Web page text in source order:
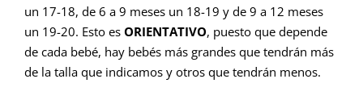
un 17-18, de 6 a 9 meses un 18-19 y de 9 a 12 meses
un 19-20. Esto es ORIENTATIVO, puesto que depende
de cada bebé, hay bebés más grandes que tendrán más
de la talla que indicamos y otros que tendrán menos.